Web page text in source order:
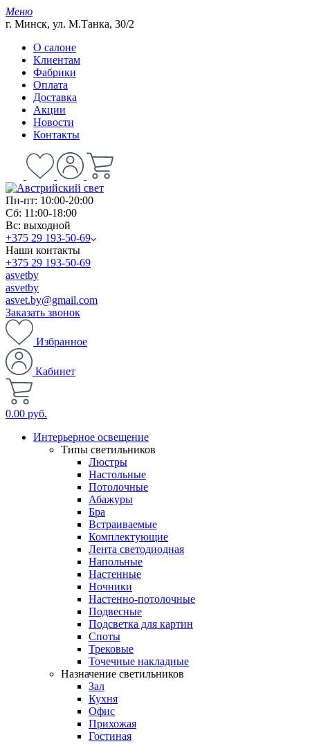
Меню
г. Минск, ул. М.Танка, 30/2
О салоне
Клиентам
Фабрики
Оплата
Доставка
Акции
Новости
Контакты
Пн-пт: 10:00-20:00
Сб: 11:00-18:00
Вс: выходной
+375 29 193-50-69
Наши контакты
+375 29 193-50-69
asvetby
asvetby
asvet.by@gmail.com
Заказать звонок
Избранное
Кабинет
0.00 руб.
Интерьерное освещение
Типы светильников
Люстры
Настольные
Потолочные
Абажуры
Бра
Встраиваемые
Комплектующие
Лента светодиодная
Напольные
Настенные
Ночники
Настенно-потолочные
Подвесные
Подсветка для картин
Споты
Трековые
Точечные накладные
Назначение светильников
Зал
Кухня
Офис
Прихожая
Гостиная